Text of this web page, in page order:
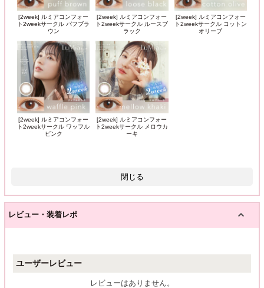
[2week] ルミアコンフォー
ト2weekサークル パフブラ
ウン
[2week] ルミアコンフォー
ト2weekサークル ルースブ
ラック
[2week] ルミアコンフォー
ト2weekサークル コットン
オリーブ
[2week] ルミアコンフォー
ト2weekサークル ワッフル
ピンク
[2week] ルミアコンフォー
ト2weekサークル メロウカ
ーキ
閉じる
レビュー・装着レポ
ユーザーレビュー
レビューはありません。